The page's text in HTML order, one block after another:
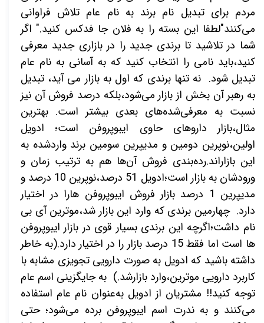
مردم برای تبدیل نام برند به نام عام تلاش فراوانی
می‌کنند"لطفا این بسته را به فلان جا فدکس کنید." اگر
شما در تلاشید تا برندی جدید را در بازاری جدید معرفی
کنید،باید نامی را انتخاب کنید که به آسانی به نام عام
تبدیل شود. نه تنها برندی که اول به بازار می آید، تبدیل
به رهبر آن بخش از بازار می‌شود،بلکه درصد فروش آن نیز
نسبت به معرفی‌شده‌های بعدی بیشتر است. بهترین
مثال،بازار داروهای حاوی ایبوپروفن است؛ ادویل
اولین،نوپرین دومین و مدیپرین سومین برند واردشده به
این بازاراند.رده‌بندی فروش آن‌ها هم به ترتیب زمان و
ورودشان به بازار است؛ادویل 51 درصد،نوپرین 10 درصد و
مدیپرین 1 درصد بازار فروش ایبوپروفن هارا در اختیار
دارد. چهارمین برندی که وارد این بازار شد،موترین آی بی
نام داشت؛اگرچه این برندی بسیار قوی در بازار ایبوپروفن
ها است اما فقط 15 درصد بازار را در اختیار دارد.(به خاطر
داشته باشید که ادویل به صورت دارویی تجویزی مشابه با
کاربرد دارویی موترین،وارد بازارشد.) به جایگزینی اسم عام
توجه کنید!! مشتریان از ادویل به‌عنوان نام عام استفاده
می‌کنند و به ندرت اسم ایبوپروفن برده می‌شود؛ حتی